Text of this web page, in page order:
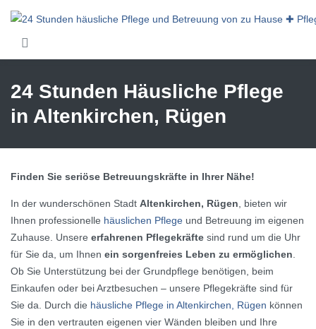
24 Stunden Häusliche Pflege
in Altenkirchen, Rügen
Finden Sie seriöse Betreuungskräfte in Ihrer Nähe!
In der wunderschönen Stadt Altenkirchen, Rügen, bieten wir
Ihnen professionelle häuslichen Pflege und Betreuung im eigenen
Zuhause. Unsere erfahrenen Pflegekräfte sind rund um die Uhr
für Sie da, um Ihnen ein sorgenfreies Leben zu ermöglichen.
Ob Sie Unterstützung bei der Grundpflege benötigen, beim
Einkaufen oder bei Arztbesuchen – unsere Pflegekräfte sind für
Sie da. Durch die häusliche Pflege in Altenkirchen, Rügen können
Sie in den vertrauten eigenen vier Wänden bleiben und Ihre